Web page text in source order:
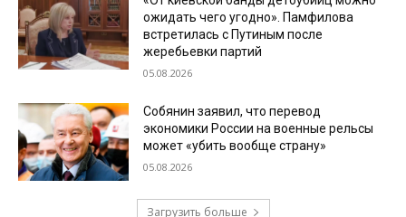
ожидать чего угодно». Памфилова
встретилась с Путиным после
жеребьевки партий
05.08.2026
Собянин заявил, что перевод
экономики России на военные рельсы
может «убить вообще страну»
05.08.2026
Загрузить больше